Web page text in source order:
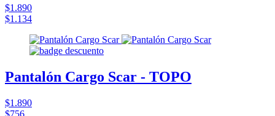
$1.890
$1.134
Pantalón Cargo Scar - TOPO
$1.890
$756